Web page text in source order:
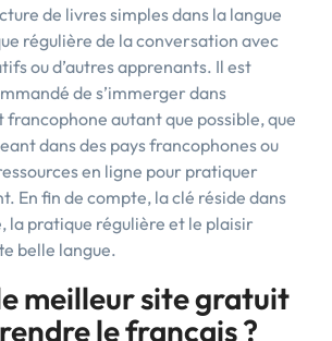
de livres simples dans la langue
régulière de la conversation avec
ou d’autres apprenants. Il est
de s’immerger dans
francophone autant que possible, que
dans des pays francophones ou
en ligne pour pratiquer
En fin de compte, la clé réside dans
la pratique régulière et le plaisir
belle langue.
meilleur site gratuit
le français ?